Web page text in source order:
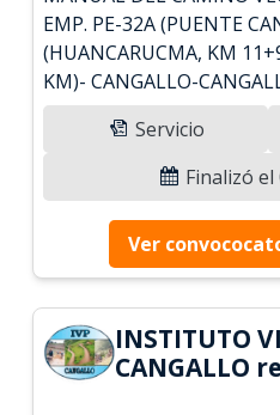
EMP. PE-32A (PUENTE
(HUANCARUCMA, KM
KM)- CANGALLO-
Servicio
Finalizó
Ver
INSTITUTO
CANGALLO